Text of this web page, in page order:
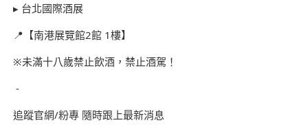
▸ 台北國際酒展
📍【南港展覽館2館 1樓】
※未滿十八歲禁止飲酒，禁止酒駕！
-
追蹤官網/粉專 隨時跟上最新消息